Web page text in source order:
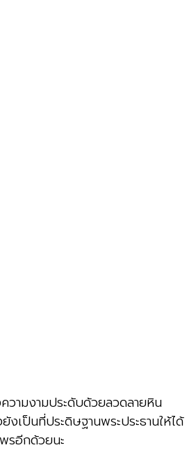
วามงามประดับด้วยลวดลายหิน
งเป็นที่ประดิษฐานพระประธานให้ได้
รอีกด้วยนะ